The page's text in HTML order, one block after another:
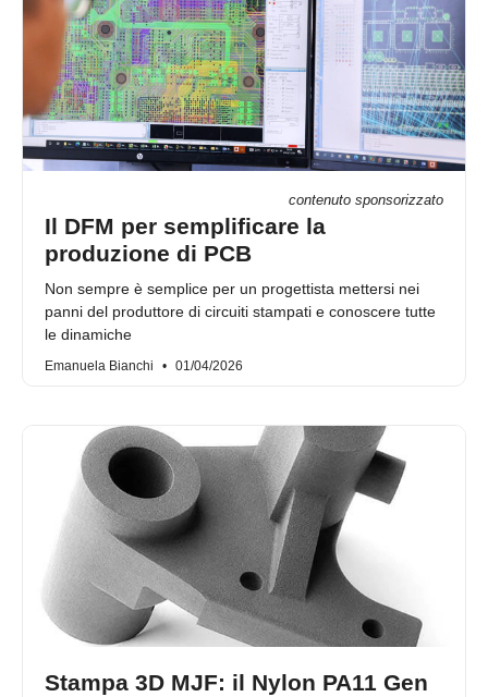
contenuto sponsorizzato
Il DFM per semplificare la
produzione di PCB
Non sempre è semplice per un progettista mettersi nei
panni del produttore di circuiti stampati e conoscere tutte
le dinamiche
Emanuela Bianchi 01/04/2026
Stampa 3D MJF: il Nylon PA11 Gen